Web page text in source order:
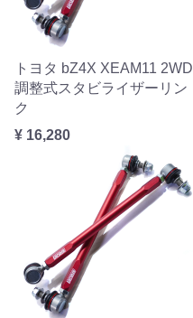
トヨタ bZ4X XEAM11 2WD
調整式スタビライザーリン
ク
¥ 16,280